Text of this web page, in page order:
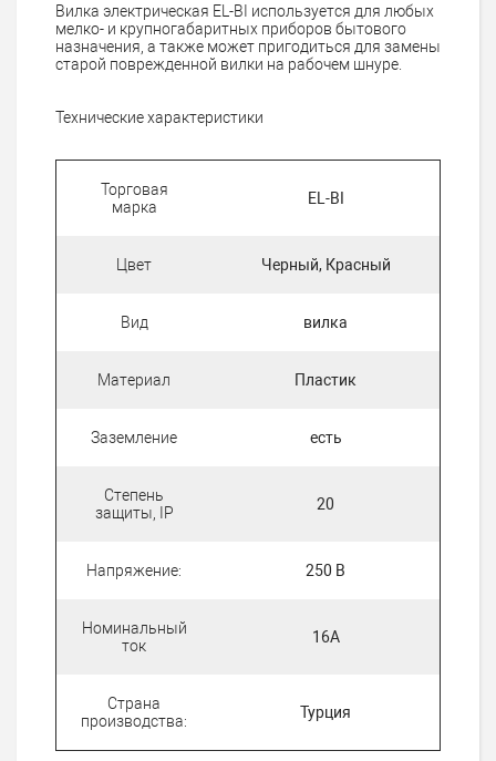
Вилка электрическая EL-BI используется для любых
мелко- и крупногабаритных приборов бытового
назначения, а также может пригодиться для замены
старой поврежденной вилки на рабочем шнуре.
Технические характеристики
Торговая
марка
EL-BI
Цвет Черный, Красный
Вид вилка
Материал Пластик
Заземление есть
Степень
защиты, IP
20
Напряжение: 250 В
Номинальный
ток
16А
Страна
производства:
Турция